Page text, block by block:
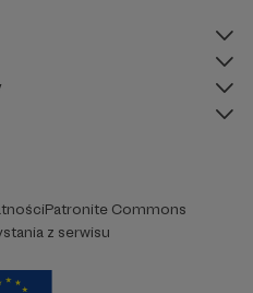
Patronite Commons
z serwisu